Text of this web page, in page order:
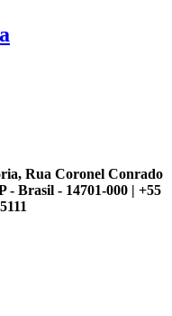
Rua Coronel Conrado
- Brasil - 14701-000 | +55